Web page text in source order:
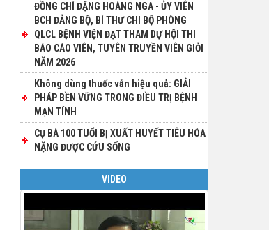
ĐỒNG CHÍ ĐẶNG HOÀNG NGA - ỦY VIÊN
BCH ĐẢNG BỘ, BÍ THƯ CHI BỘ PHÒNG
QLCL BỆNH VIỆN ĐẠT THAM DỰ HỘI THI
BÁO CÁO VIÊN, TUYÊN TRUYỀN VIÊN GIỎI
NĂM 2026
Không dùng thuốc vẫn hiệu quả: GIẢI
PHÁP BỀN VỮNG TRONG ĐIỀU TRỊ BỆNH
MẠN TÍNH
CỤ BÀ 100 TUỔI BỊ XUẤT HUYẾT TIÊU HÓA
NẶNG ĐƯỢC CỨU SỐNG
VIDEO